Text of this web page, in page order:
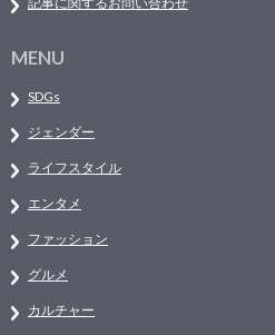
MENU
SDGs
ジェンダー
ライフスタイル
エンタメ
ファッション
グルメ
カルチャー